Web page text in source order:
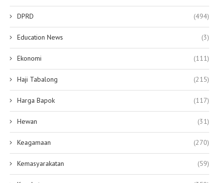
DPRD (494)
Education News (3)
Ekonomi (111)
Haji Tabalong (215)
Harga Bapok (117)
Hewan (31)
Keagamaan (270)
Kemasyarakatan (59)